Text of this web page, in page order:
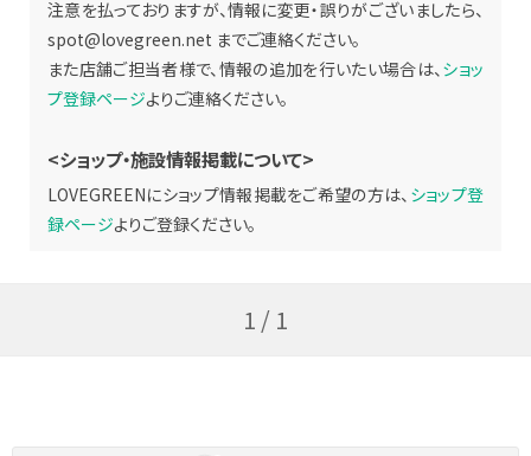
注意を払っておりますが、情報に変更・誤りがございましたら、
spot@lovegreen.net までご連絡ください。
また店舗ご担当者様で、情報の追加を行いたい場合は、ショッ
プ登録ページよりご連絡ください。
<ショップ・施設情報掲載について>
LOVEGREENにショップ情報掲載をご希望の方は、 ショップ登
録ページよりご登録ください。
1 / 1